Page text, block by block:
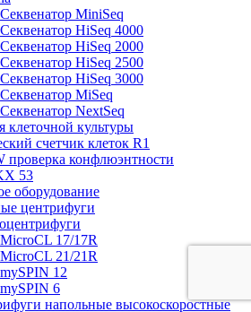
Секвенатор MiniSeq
Секвенатор HiSeq 4000
Секвенатор HiSeq 2000
Секвенатор HiSeq 2500
Секвенатор HiSeq 3000
Секвенатор MiSeq
Секвенатор NextSeq
клеточной культуры
счетчик клеток R1
проверка конфлюэнтности
53
оборудование
центрифуги
MicroCL 17/17R
MicroCL 21/21R
mySPIN 12
mySPIN 6
напольные высокоскоростные